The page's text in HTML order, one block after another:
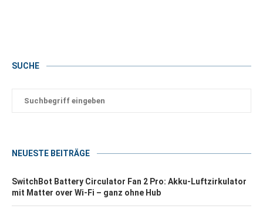
SUCHE
NEUESTE BEITRÄGE
SwitchBot Battery Circulator Fan 2 Pro: Akku-Luftzirkulator
mit Matter over Wi-Fi – ganz ohne Hub